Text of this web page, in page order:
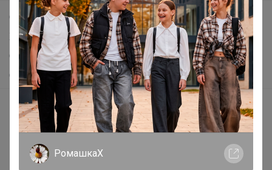
Самое выгодное
Хиты продаж
Самое желанное
Самое быстрое
Начать зарабатывать с 24-ok
Picabox.ru - Лучшее место для ваших изображений
Розыгрыш - Генератор случайных чисел
Пульс нашего маркетплейса
РомашкаХ